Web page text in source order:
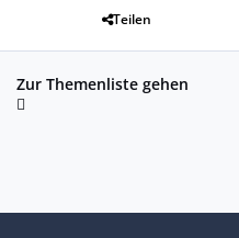
Teilen
Zur Themenliste gehen